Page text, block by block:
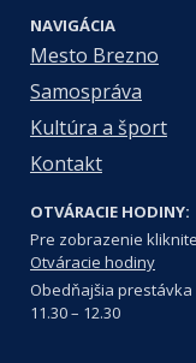
NAVIGÁCIA
Mesto Brezno
Samospráva
Kultúra a šport
Kontakt
OTVÁRACIE HODINY:
Pre zobrazenie
Otváracie hodiny
Obedňajšia prestávka
11.30 – 12.30